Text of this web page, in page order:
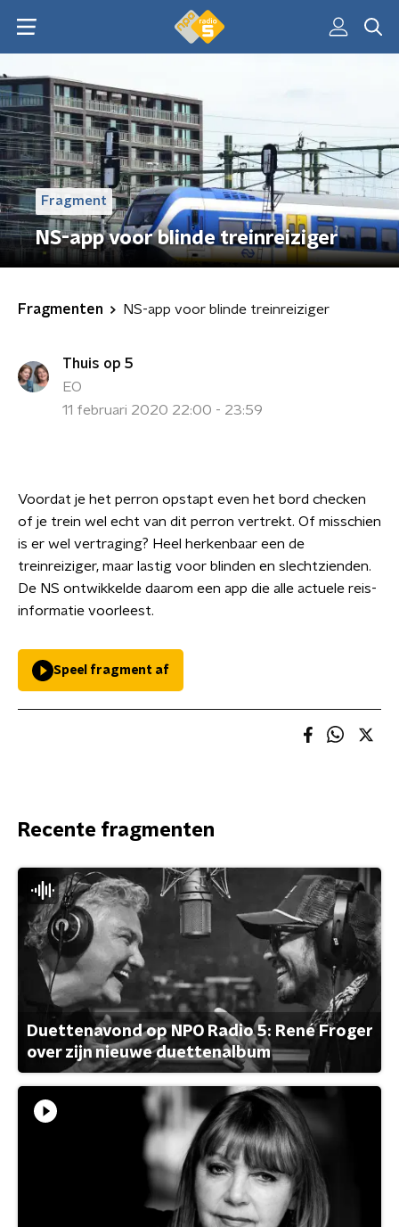
Fragment
NS-app voor blinde treinreiziger
Fragmenten NS-app voor blinde treinreiziger
Thuis op 5
EO
11 februari 2020 22:00 - 23:59
Voordat je het perron opstapt even het bord checken
of je trein wel echt van dit perron vertrekt. Of misschien
is er wel vertraging? Heel herkenbaar een de
treinreiziger, maar lastig voor blinden en slechtzienden.
De NS ontwikkelde daarom een app die alle actuele reis-
informatie voorleest.
Speel fragment af
Recente fragmenten
Duettenavond op NPO Radio 5: René Froger
over zijn nieuwe duettenalbum